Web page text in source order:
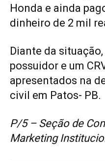
Honda e ainda
dinheiro de 2 mil
Diante da
possuidor e um
apresentados na
civil em Patos- PB.
P/5 – Seção de
Marketing